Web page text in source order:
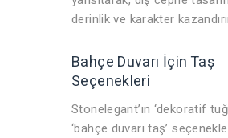
derinlik ve karakter
Bahçe Duvarı İçin Taş
Seçenekleri
Stonelegant’ın ‘dekoratif
‘bahçe duvarı taş’